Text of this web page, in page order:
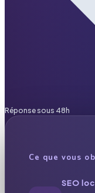
Réponse sous 48h
Ce que vous
SEO